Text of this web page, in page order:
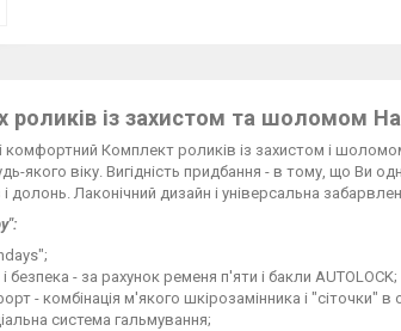
роликів із захистом та шоломом
і комфортний Комплект роликів із захистом і
якого віку. Вигідність придбання - в тому, що Ви
і долонь. Лаконічний дизайн і універсальна
безпека - за рахунок ременя п'яти і бакли AUTОLOCK;
- комбінація м'якого шкірозамінника і "сіточки" в
система гальмування;